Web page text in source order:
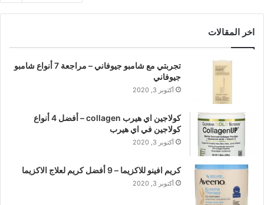
اخر المقالات
تجربتي مع شامبو جيوفاني – مراجعة 7 أنواع شامبو
جيوفاني
أكتوبر 3, 2020
كولاجين اي هيرب collagen – أفضل 4 أنواع
كولاجين في اي هيرب
أكتوبر 3, 2020
كريم افينو للاكزيما – 9 أفضل كريم لعلاج الاكزيما
أكتوبر 3, 2020